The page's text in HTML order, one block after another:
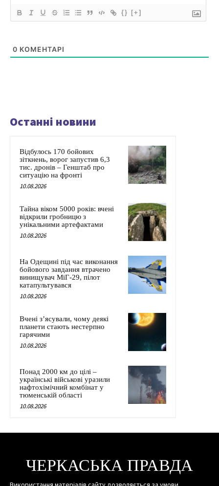
{} [+]
0 КОМЕНТАРІ
Останні новини
Відбулось 170 бойових
зіткнень, ворог запустив 6,3
тис. дронів – Генштаб про
ситуацію на фронті
10.08.2026
Тайна віком 5000 років: вчені
відкрили гробницю з
унікальними артефактами
10.08.2026
На Одещині під час виконання
бойового завдання втрачено
винищувач МіГ-29, пілот
катапультувався
10.08.2026
Вчені з’ясували, чому деякі
планети стають нестерпно
гарячими
10.08.2026
Понад 2000 км до цілі –
українські військові уразили
нафтохімічний комбінат у
тюменській області
10.08.2026
ЧЕРКАСЬКА ПРАВДА